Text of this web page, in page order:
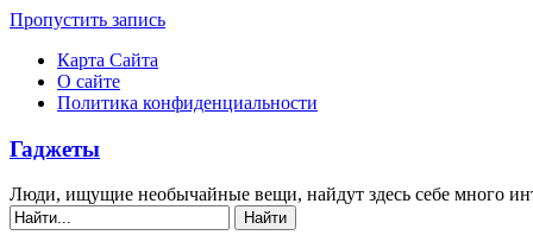
Пропустить запись
Карта Сайта
О сайте
Политика конфиденциальности
Гаджеты
Люди, ищущие необычайные вещи, найдут здесь себе много